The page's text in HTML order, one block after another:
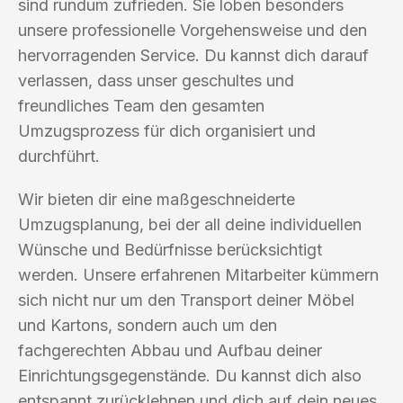
sind rundum zufrieden. Sie loben besonders
unsere professionelle Vorgehensweise und den
hervorragenden Service. Du kannst dich darauf
verlassen, dass unser geschultes und
freundliches Team den gesamten
Umzugsprozess für dich organisiert und
durchführt.
Wir bieten dir eine maßgeschneiderte
Umzugsplanung, bei der all deine individuellen
Wünsche und Bedürfnisse berücksichtigt
werden. Unsere erfahrenen Mitarbeiter kümmern
sich nicht nur um den Transport deiner Möbel
und Kartons, sondern auch um den
fachgerechten Abbau und Aufbau deiner
Einrichtungsgegenstände. Du kannst dich also